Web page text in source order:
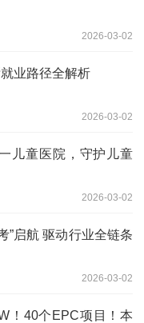
2026-03-02
业路径全解析
2026-03-02
儿童医院，守护儿童
2026-03-02
”启航 驱动行业全链条
2026-03-02
！40个EPC项目！本